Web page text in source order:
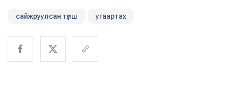
сайжруулсан түлш угаартах